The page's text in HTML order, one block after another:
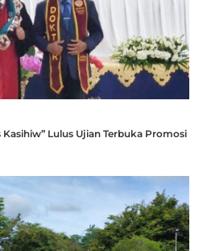
Lulus Ujian Terbuka Promosi